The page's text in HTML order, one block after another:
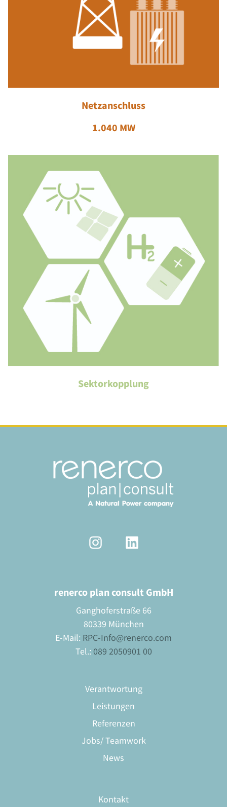
Netzanschluss
1.040 MW
Sektorkopplung
renerco plan consult GmbH
Ganghoferstraße 66
80339 München
E-Mail: RPC-Info@renerco.com
Tel.: 089 2050901 00
Verantwortung
Leistungen
Referenzen
Jobs/ Teamwork
News
Kontakt